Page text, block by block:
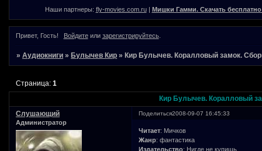
Наши партнеры: fly-movies.com.ru| Мишки Гамми. Скачать
Привет, Гость! Войдитеили зарегистрируйтесь.
»Аудиокниги » Булычев Кир » Кир Булычев. Коралловый замок.
Кир Булычев. Коралловый
Страница:1
Поделиться2008-09-07 16:45:33
Слушающий
Администратор
Читает: Мичков
Жанр: фантастика
Издательство: Нигде не купишь